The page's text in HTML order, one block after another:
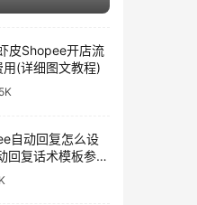
皮Shopee开店流
用(详细图文教程)
自动回复怎么设
回复话术模板参